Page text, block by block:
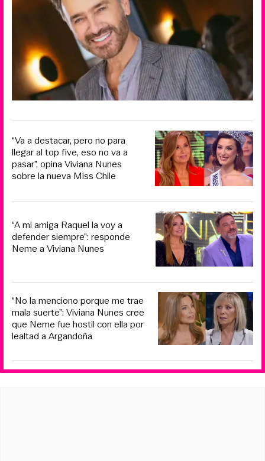
“Va a destacar, pero no para
llegar al top five, eso no va a
pasar”, opina Viviana Nunes
sobre la nueva Miss Chile
“A mi amiga Raquel la voy a
defender siempre”: responde
Neme a Viviana Nunes
“No la menciono porque me trae
mala suerte”: Viviana Nunes cree
que Neme fue hostil con ella por
lealtad a Argandoña